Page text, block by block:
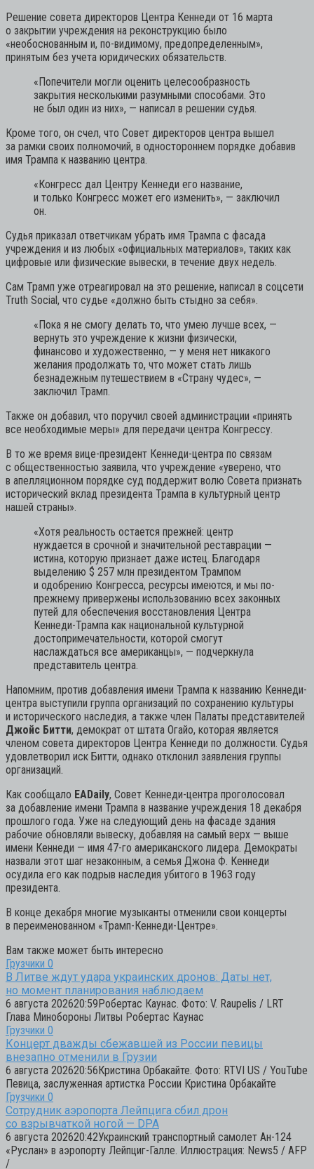
Решение совета директоров Центра Кеннеди от 16 марта
о закрытии учреждения на реконструкцию было
«необоснованным и, по-видимому, предопределенным»,
принятым без учета юридических обязательств.
«Попечители могли оценить целесообразность
закрытия несколькими разумными способами. Это
не был один из них», — написал в решении судья.
Кроме того, он счел, что Совет директоров центра вышел
за рамки своих полномочий, в одностороннем порядке добавив
имя Трампа к названию центра.
«Конгресс дал Центру Кеннеди его название,
и только Конгресс может его изменить», — заключил
он.
Судья приказал ответчикам убрать имя Трампа с фасада
учреждения и из любых «официальных материалов», таких как
цифровые или физические вывески, в течение двух недель.
Сам Трамп уже отреагировал на это решение, написал в соцсети
Truth Social, что судье «должно быть стыдно за себя».
«Пока я не смогу делать то, что умею лучше всех, —
вернуть это учреждение к жизни физически,
финансово и художественно, — у меня нет никакого
желания продолжать то, что может стать лишь
безнадежным путешествием в «Страну чудес», —
заключил Трамп.
Также он добавил, что поручил своей администрации «принять
все необходимые меры» для передачи центра Конгрессу.
В то же время вице-президент Кеннеди-центра по связам
с общественностью заявила, что учреждение «уверено, что
в апелляционном порядке суд поддержит волю Совета признать
исторический вклад президента Трампа в культурный центр
нашей страны».
«Хотя реальность остается прежней: центр
нуждается в срочной и значительной реставрации —
истина, которую признает даже истец. Благодаря
выделению $ 257 млн президентом Трампом
и одобрению Конгресса, ресурсы имеются, и мы по-
прежнему привержены использованию всех законных
путей для обеспечения восстановления Центра
Кеннеди-Трампа как национальной культурной
достопримечательности, которой смогут
наслаждаться все американцы», — подчеркнула
представитель центра.
Напомним, против добавления имени Трампа к названию Кеннеди-
центра выступили группа организаций по сохранению культуры
и исторического наследия, а также член Палаты представителей
Джойс Битти, демократ от штата Огайо, которая является
членом совета директоров Центра Кеннеди по должности. Судья
удовлетворил иск Битти, однако отклонил заявления группы
организаций.
Как сообщало EADaily, Совет Кеннеди-центра проголосовал
за добавление имени Трампа в название учреждения 18 декабря
прошлого года. Уже на следующий день на фасаде здания
рабочие обновляли вывеску, добавляя на самый верх — выше
имени Кеннеди — имя 47-го американского лидера. Демократы
назвали этот шаг незаконным, а семья Джона Ф. Кеннеди
осудила его как подрыв наследия убитого в 1963 году
президента.
В конце декабря многие музыканты отменили свои концерты
в переименованном «Трамп-Кеннеди-Центре».
Вам также может быть интересно
Грузчики 0
В Литве ждут удара украинских дронов: Даты нет,
но момент планирования наблюдаем
6 августа 202620:59Робертас Каунас. Фото: V. Raupelis / LRT
Глава Минобороны Литвы Робертас Каунас
Грузчики 0
Концерт дважды сбежавшей из России певицы
внезапно отменили в Грузии
6 августа 202620:56Кристина Орбакайте. Фото: RTVI US / YouTube
Певица, заслуженная артистка России Кристина Орбакайте
Грузчики 0
Сотрудник аэропорта Лейпцига сбил дрон
со взрывчаткой ногой — DPA
6 августа 202620:42Украинский транспортный самолет Ан-124
«Руслан» в аэропорту Лейпциг-Галле. Иллюстрация: News5 / AFP
/